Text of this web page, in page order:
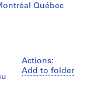
Québec
Actions:
Add to folder